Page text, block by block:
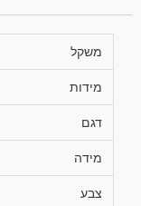
משקל
מידות
דגם
מידה
צבע